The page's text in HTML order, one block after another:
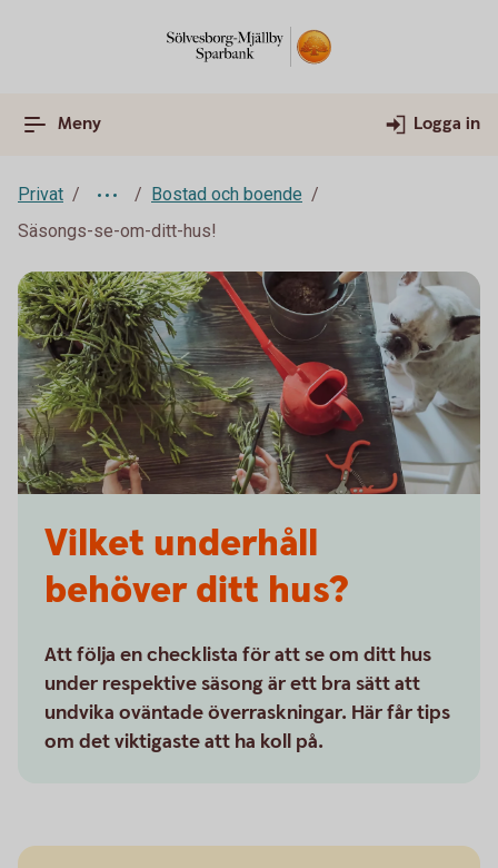
Meny Logga in
Privat
Bostad och boende
Säsongs-se-om-ditt-hus!
Vilket underhåll
behöver ditt hus?
Att följa en checklista för att se om ditt hus
under respektive säsong är ett bra sätt att
undvika oväntade överraskningar. Här får tips
om det viktigaste att ha koll på.